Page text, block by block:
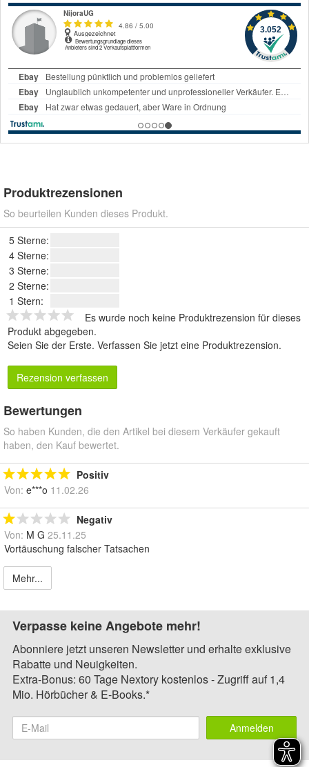
Produktrezensionen
So beurteilen Kunden dieses Produkt.
5 Sterne:
4 Sterne:
3 Sterne:
2 Sterne:
1 Stern:
Es wurde noch keine Produktrezension für dieses
Produkt abgegeben.
Seien Sie der Erste. Verfassen Sie jetzt eine Produktrezension.
Rezension verfassen
Bewertungen
So haben Kunden, die den Artikel bei diesem Verkäufer gekauft
haben, den Kauf bewertet.
Positiv
Von: e***o 11.02.26
Negativ
Von: M G 25.11.25
Vortäuschung falscher Tatsachen
Mehr...
Verpasse keine Angebote mehr!
Abonniere jetzt unseren Newsletter und erhalte exklusive
Rabatte und Neuigkeiten.
Extra-Bonus: 60 Tage Nextory kostenlos - Zugriff auf 1,4
Mio. Hörbücher & E-Books.*
Anmelden